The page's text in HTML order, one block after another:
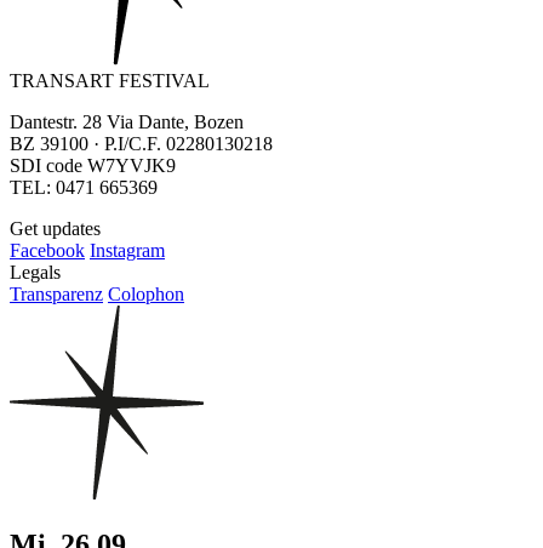
TRANSART FESTIVAL
Dantestr. 28 Via Dante, Bozen
BZ 39100 · P.I/C.F. 02280130218
SDI code W7YVJK9
TEL: 0471 665369
Get updates
Facebook Instagram
Legals
Transparenz Colophon